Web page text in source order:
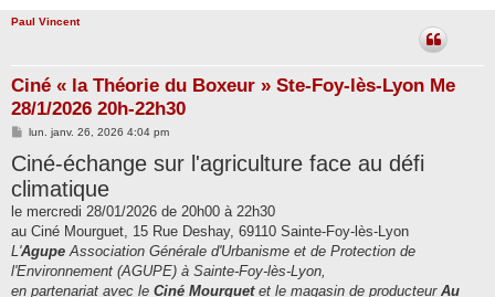
Paul Vincent
Ciné « la Théorie du Boxeur » Ste-Foy-lès-Lyon Me
28/1/2026 20h-22h30
M
s
s
a
g
e
lun. janv. 26, 2026 4:04 pm
Ciné-échange sur l'agriculture face au défi
climatique
le mercredi 28/01/2026 de 20h00 à 22h30
au Ciné Mourguet, 15 Rue Deshay, 69110 Sainte-Foy-lès-Lyon
L'Agupe Association Générale d'Urbanisme et de Protection de
l'Environnement (AGUPE) à Sainte-Foy-lès-Lyon,
en partenariat avec le Ciné Mourguetet le magasin de producteur Au